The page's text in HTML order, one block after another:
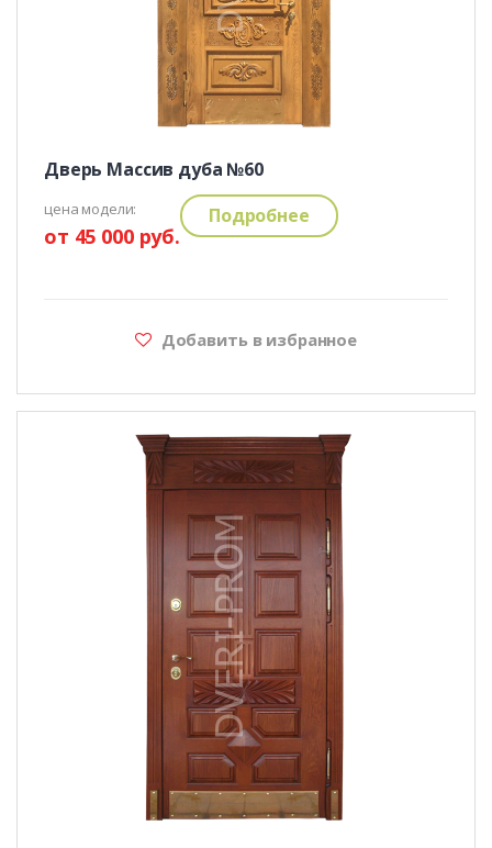
Дверь Массив дуба №60
цена модели:
от 45 000 руб.
Подробнее
Добавить в избранное